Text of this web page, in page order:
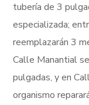
tubería de 3
especializada;
reemplazarán 3
Calle Manantial
pulgadas, y en
organismo